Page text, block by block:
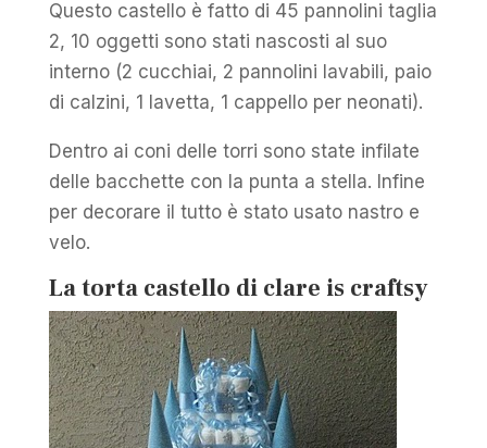
Questo castello è fatto di 45 pannolini taglia
2, 10 oggetti sono stati nascosti al suo
interno (2 cucchiai, 2 pannolini lavabili, paio
di calzini, 1 lavetta, 1 cappello per neonati).
Dentro ai coni delle torri sono state infilate
delle bacchette con la punta a stella. Infine
per decorare il tutto è stato usato nastro e
velo.
La torta castello di clare is craftsy